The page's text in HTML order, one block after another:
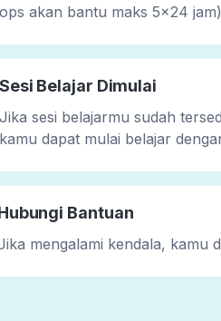
ops akan bantu maks 5x24 jam)
Sesi Belajar Dimulai
Jika sesi belajarmu sudah
kamu dapat mulai belajar
Bantuan
mengalami kendala, kamu